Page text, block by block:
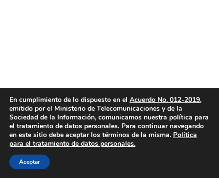
En cumplimiento de lo dispuesto en el Acuerdo No. 012-2019,
emitido por el Ministerio de Telecomunicaciones y de la
Sociedad de la Información, comunicamos nuestra política para
el tratamiento de datos personales. Para continuar navegando
en este sitio debe aceptar los términos de la misma. Política
para el tratamiento de datos personales.
Aceptar